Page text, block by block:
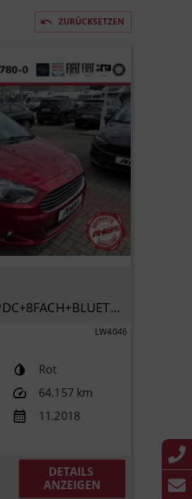
ZURÜCKSETZEN
+ Cool&Sound+SHZ+PDC+8FACH+BLUETOOTH+KLIMA+2HAND+
LW4046
Rot
64.157 km
11.2018
DETAILS
ANZEIGEN